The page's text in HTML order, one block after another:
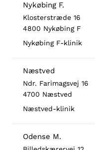
Nykøbing F.
Klosterstræde 16
4800 Nykøbing F
Nykøbing F-klinik
Næstved
Ndr. Farimagsvej 16
4700 Næstved
Næstved-klinik
Odense M.